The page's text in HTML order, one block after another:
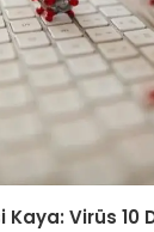
Kaya: Virüs 10